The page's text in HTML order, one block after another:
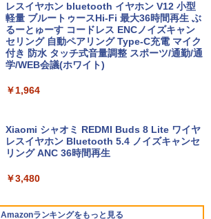
ルチ | 無線LAN:あり | テンキー | Win11P
ro64Bit | ACアダプター付属
￥9,980
【期間限定 ポイント10倍】Lenovo Idea
n N4000/4GB/64GB eMMC/HD IPS液晶
Type-C データ/充電可）/microSD対応
（最大128GB）/Windows 11 Pro／Dolb
トップPC NucBox みにpc 省エネ オフィ
ス
￥46,248
Office2024付き デスクトップPC デスク
SSD 128GB～2TB メモリ8GB～32GB 2
年保証 安い 激安 オフィス業務 事務作業
デスクワーク 動画視聴 おしゃれ 本体の
ニター USB-C IPSパネル スピーカー内蔵
HDR10 Adaptive Sync VESA対応 チル
ト調整可 オフィス用PCモニター フレー
ムレス Type-C/HDMIポート 高画質 FHD
フルHD 液晶モニター Minifire MF24X3C
【BenQ公式店】BenQ ベンキュー GW2
491 23.8インチ アイケアモニター Full H
D/IPS/HDMI/DP/ブルーライト軽減プラ
24インチ相当 PCモニター
角川まんが学習シリーズ 日本の歴史
全16巻+別巻5冊定番セット [ 山本 博文
]
￥23,760
]
￥28,600
レスイヤホン bluetooth イヤホン V12 小型
軽量 ブルートゥースHi-Fi 最大36時間再生 ぶ
るーとゅーす コードレス ENCノイズキャン
セリング 自動ペアリング Type-C充電 マイク
付き 防水 タッチ式音量調整 スポーツ/通勤/通
学/WEB会議(ホワイト)
￥1,964
Xiaomi シャオミ REDMI Buds 8 Lite ワイヤ
レスイヤホン Bluetooth 5.4 ノイズキャンセ
リング ANC 36時間再生
￥3,480
Amazonランキングをもっと見る